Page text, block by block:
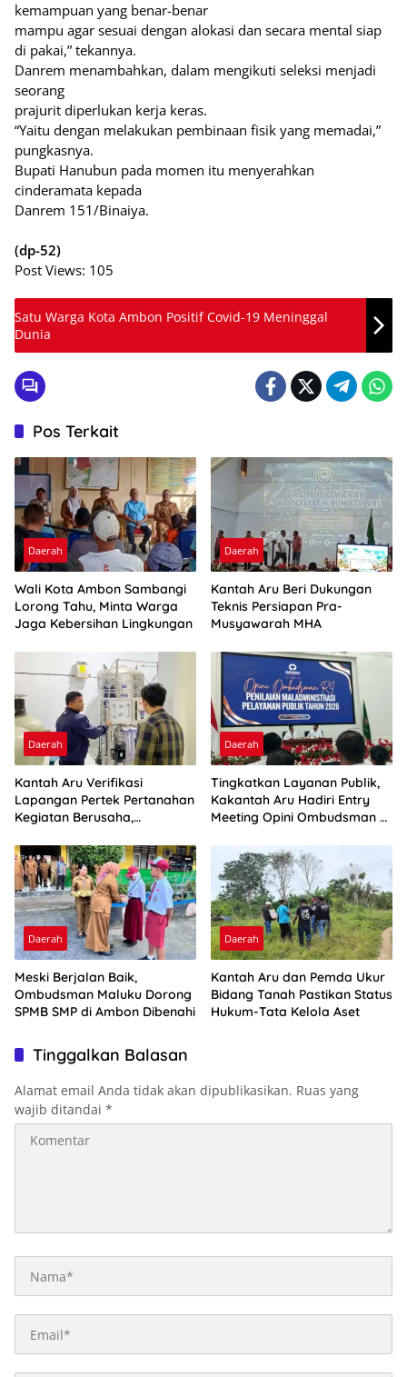
kemampuan yang benar-benar
mampu agar sesuai dengan alokasi dan secara mental siap
di pakai,” tekannya.
Danrem menambahkan, dalam mengikuti seleksi menjadi
seorang
prajurit diperlukan kerja keras.
“Yaitu dengan melakukan pembinaan fisik yang memadai,”
pungkasnya.
Bupati Hanubun pada momen itu menyerahkan
cinderamata kepada
Danrem 151/Binaiya.
(dp-52)
Post Views: 105
Satu Warga Kota Ambon Positif Covid-19 Meninggal
Dunia
Pos Terkait
Daerah
Wali Kota Ambon Sambangi
Lorong Tahu, Minta Warga
Jaga Kebersihan Lingkungan
Daerah
Kantah Aru Beri Dukungan
Teknis Persiapan Pra-
Musyawarah MHA
Daerah
Kantah Aru Verifikasi
Lapangan Pertek Pertanahan
Kegiatan Berusaha,
Daerah
Tingkatkan Layanan Publik,
Kakantah Aru Hadiri Entry
Meeting Opini Ombudsman RI
Daerah
Meski Berjalan Baik,
Ombudsman Maluku Dorong
SPMB SMP di Ambon Dibenahi
Daerah
Kantah Aru dan Pemda Ukur
Bidang Tanah Pastikan Status
Hukum-Tata Kelola Aset
Tinggalkan Balasan
Alamat email Anda tidak akan dipublikasikan. Ruas yang
wajib ditandai *